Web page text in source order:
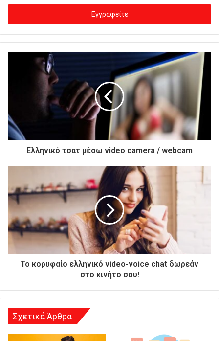
σ
γ
ε
ε
κ
τ
ή
σ
α
ς
υ
η
Ελληνικό τσατ μέσω video camera / webcam
To κορυφαίο ελληνικό video-voice chat δωρεάν
στο κινήτο σου!
Σχετικά Άρθρα